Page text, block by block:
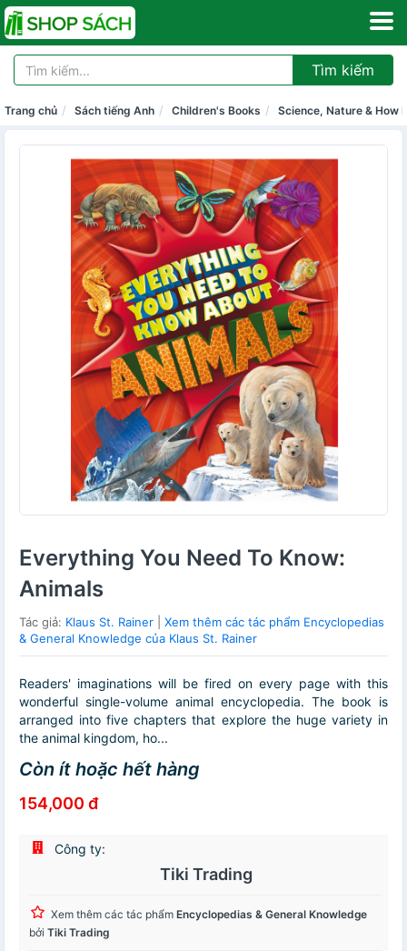
Tìm kiếm
Trang chủ Sách tiếng Anh Children's Books Science, Nature & How
Everything You Need To Know:
Animals
Tác giả: Klaus St. Rainer
Xem thêm các tác phẩm Encyclopedias
& General Knowledge của Klaus St. Rainer
Readers' imaginations will be fired on every page with this
wonderful single-volume animal encyclopedia. The book is
arranged into five chapters that explore the huge variety in
the animal kingdom, ho...
Còn ít hoặc hết hàng
154,000 đ
Công ty:
Tiki Trading
Xem thêm các tác phẩm Encyclopedias & General Knowledge
bởi Tiki Trading